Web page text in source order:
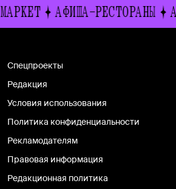
АФИША-РЕСТОРАНЫ
Спецпроекты
Редакция
Условия использования
Политика конфиденциальности
Рекламодателям
Правовая информация
Редакционная политика